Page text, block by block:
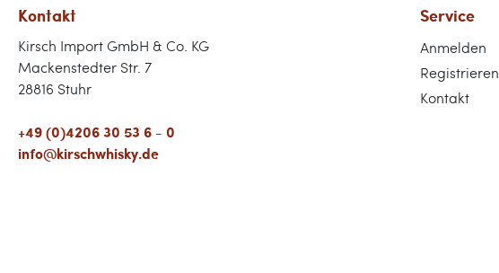
Kontakt
Kirsch Import GmbH & Co. KG
Mackenstedter Str. 7
28816 Stuhr
+49 (0)4206 30 53 6 - 0
info@kirschwhisky.de
Service
Anmelden
Registrieren
Kontakt